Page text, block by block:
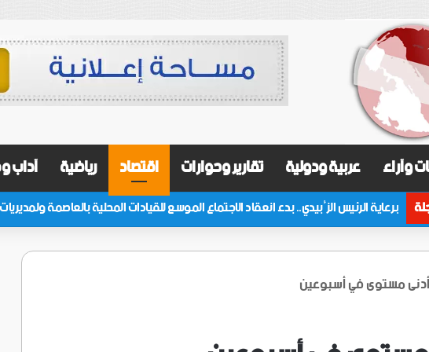
وآراء عربية ودولية تقارير وحوارات اقتصاد رياضية آداب
مستوى في أسبوعين